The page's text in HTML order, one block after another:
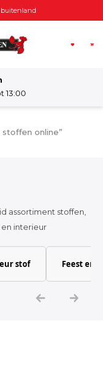
13:00
online”
assortiment stoffen,
interieur
stof Feest en